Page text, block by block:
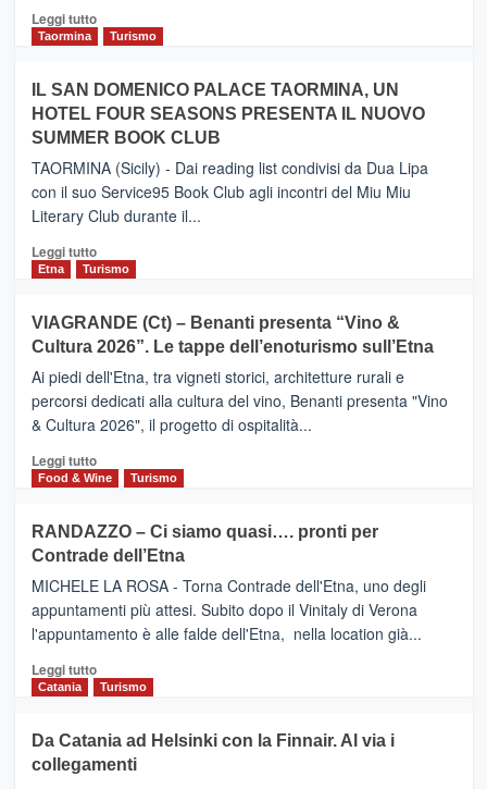
e
Zanzibar
da
Neos
Leggi tuttoLeggi
PIEDIMONTE
ETNEO
–
Meta
turistica
privilegiata
secondo
dati
di
Anche
la
Alcantara
nei
primi
nella
classifica
Taormina Turismo
IL SAN DOMENICO PALACE TAORMINA, UN
HOTEL FOUR SEASONS PRESENTA IL NUOVO
SUMMER BOOK CLUB
TAORMINA (Sicily) - Dai reading list condivisi da Dua Lipa
con il suo Service95 Book Club agli incontri del Miu Miu
Literary Club durante il...
Leggi tuttoLeggi
di
IL
SAN
DOMENICO
PALACE
TAORMINA,
UN
HOTEL
FOUR
IL
NUOVO
SUMMER
CLUB
Etna Turismo
VIAGRANDE (Ct) – Benanti presenta “Vino &
Cultura 2026”. Le tappe dell’enoturismo sull’Etna
Ai piedi dell'Etna, tra vigneti storici, architetture rurali e
percorsi dedicati alla cultura del vino, Benanti presenta "Vino
& Cultura 2026", il progetto di ospitalità...
Leggi tuttoLeggi
di
VIAGRANDE
(Ct)
–
Benanti
presenta
“Vino
&
Cultura
tappe
dell’enoturismo
Food & Wine Turismo
RANDAZZO – Ci siamo quasi…. pronti per
Contrade dell’Etna
MICHELE LA ROSA - Torna Contrade dell'Etna, uno degli
appuntamenti più attesi. Subito dopo il Vinitaly di Verona
l'appuntamento è alle falde dell'Etna, nella location già...
Leggi tuttoLeggi
di
RANDAZZO
–
Catania Turismo
Da Catania ad Helsinki con la Finnair. Al via i
collegamenti